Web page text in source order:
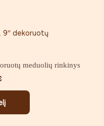
meduolių rinkinys